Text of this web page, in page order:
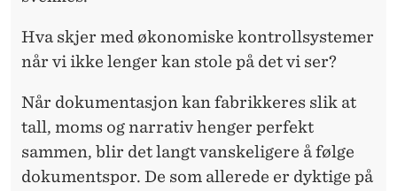
Hva skjer med økonomiske kontrollsystemer
når vi ikke lenger kan stole på det vi ser?
Når dokumentasjon kan fabrikkeres slik at
tall, moms og narrativ henger perfekt
sammen, blir det langt vanskeligere å følge
dokumentspor. De som allerede er dyktige på